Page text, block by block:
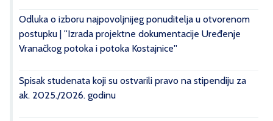
Odluka o izboru najpovoljnijeg ponuditelja u otvorenom
postupku | ''Izrada projektne dokumentacije Uređenje
Vranačkog potoka i potoka Kostajnice''
Spisak studenata koji su ostvarili pravo na stipendiju za
ak. 2025./2026. godinu